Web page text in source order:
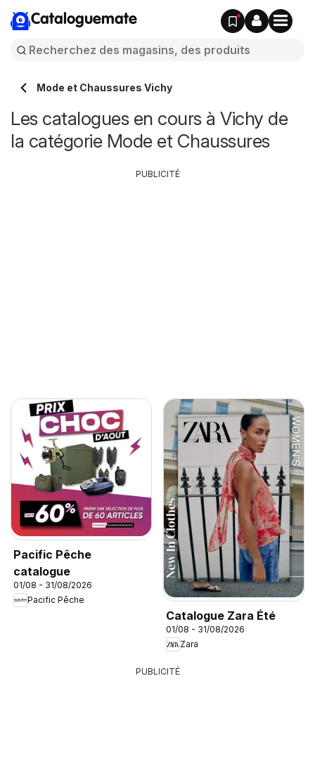
Cataloguemate
Mode et Chaussures Vichy
Les catalogues en cours à Vichy de
la catégorie Mode et Chaussures
Pacific Pêche
catalogue
01/08 - 31/08/2026
Pacific Pêche
Catalogue Zara Été
01/08 - 31/08/2026
Zara
PUBLICITÉ
PUBLICITÉ